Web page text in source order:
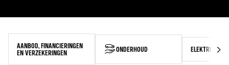
AANBOD, FINANCIERINGEN
EN VERZEKERINGEN
ONDERHOUD ELEKTRISCHE